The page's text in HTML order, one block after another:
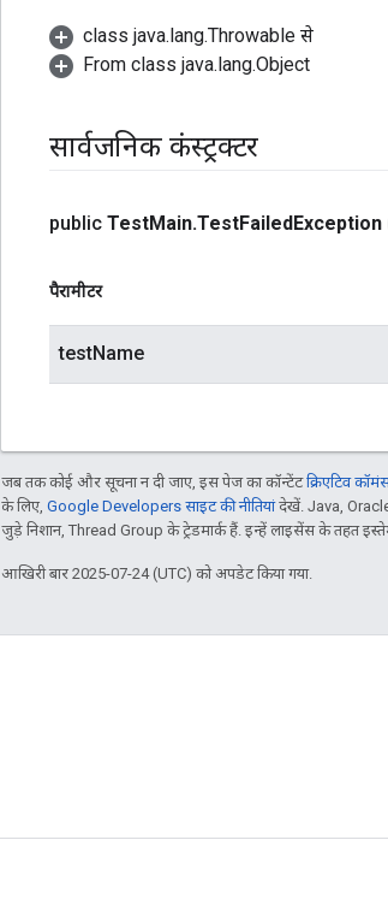
class java.lang.Throwable से
From class java.lang.Object
सार्वजनिक कंस्ट्रक्टर
public TestMain.TestFailedException
पैरामीटर
testName
जब तक कोई और सूचना न दी जाए, इस पेज का कॉन्टेंटक्रिएटिव
के लिए, Google Developers साइट की नीतियांदेखें. Java, Oracle
जुड़े निशान, Thread Group के ट्रेडमार्क हैं. इन्हें लाइसेंस के तहत
आखिरी बार 2025-07-24 (UTC) को अपडेट किया गया.